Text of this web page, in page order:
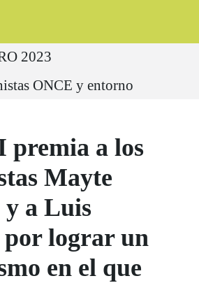
2023
ONCE y entorno
premia a los
Mayte
a Luis
lograr un
en el que